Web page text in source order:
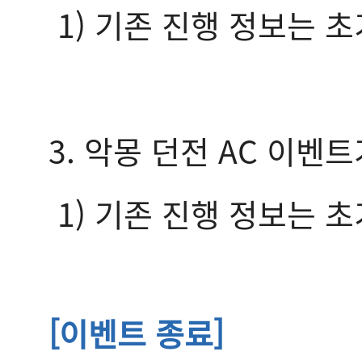
1) 기존 진행 정보는
3. 악몽 던전 AC 이벤
1) 기존 진행 정보는
[이벤트 종료]